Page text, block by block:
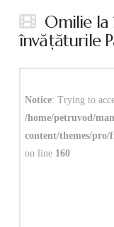
Omilie la
învăţăturile
Notice: Trying to
/home/petruvod/
content/themes/
on line 160